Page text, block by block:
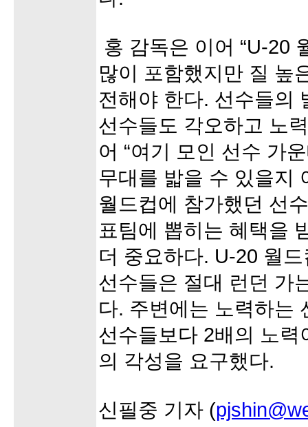
홍 감독은 이어 “U-20
많이 포함했지만 질 높
전해야 한다. 선수들의
선수들도 각오하고 노
어 “여기 모인 선수 가
무대를 밟을 수 있을지
월드컵에 참가했던 선
표팀에 뽑히는 혜택을
더 중요하다. U-20 월
선수들은 절대 런던 가
다. 주변에는 노력하는
선수들보다 2배의 노력
의 각성을 요구했다.
신필중 기자 (